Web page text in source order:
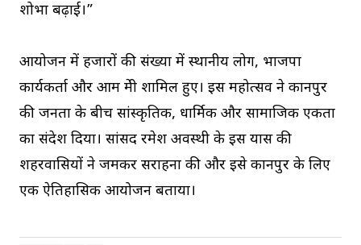
शोभा बढ़ाई।”
आयोजन में हजारों की संख्या में स्थानीय लोग, भाजपा
कार्यकर्ता और आम प्रेमी शामिल हुए। इस महोत्सव ने कानपुर
की जनता के बीच सांस्कृतिक, धार्मिक और सामाजिक एकता
का संदेश दिया। सांसद रमेश अवस्थी के इस प्रयास की
शहरवासियों ने जमकर सराहना की और इसे कानपुर के लिए
एक ऐतिहासिक आयोजन बताया।